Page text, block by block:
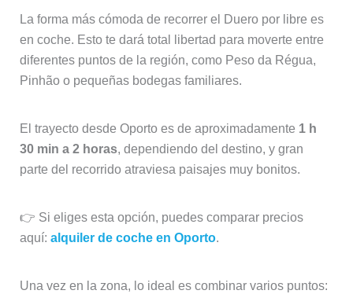
La forma más cómoda de recorrer el Duero por libre es
en coche. Esto te dará total libertad para moverte entre
diferentes puntos de la región, como Peso da Régua,
Pinhão o pequeñas bodegas familiares.
El trayecto desde Oporto es de aproximadamente 1 h
30 min a 2 horas, dependiendo del destino, y gran
parte del recorrido atraviesa paisajes muy bonitos.
👉 Si eliges esta opción, puedes comparar precios
aquí: alquiler de coche en Oporto.
Una vez en la zona, lo ideal es combinar varios puntos: